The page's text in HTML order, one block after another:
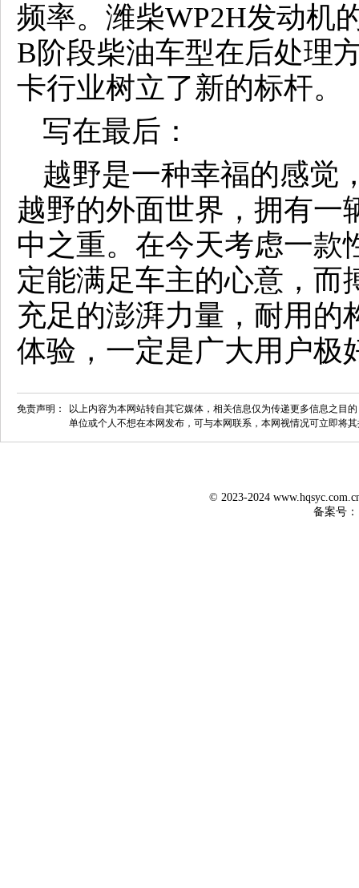
频率。潍柴WP2H发动机
B阶段柴油车型在后处理
卡行业树立了新的标杆。
写在最后：
越野是一种幸福的感觉
越野的外面世界，拥有一
中之重。在今天考虑一款
定能满足车主的心意，而
充足的澎湃力量，耐用的
体验，一定是广大用户极
免责声明：
以上内容为本网站转自其它媒体，相关信息仅为传递更多信息之目
单位或个人不想在本网发布，可与本网联系，本网视情况可立即将
© 2023-2024
备案号：